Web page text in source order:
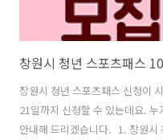
창원시 청년 스포츠패스
창원시 청년 스포츠패스 신청이
21일까지 신청할 수 있는데요.
안내해 드리겠습니다. 1. 창원시